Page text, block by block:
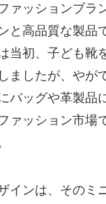
ァッションブラ
と高品質な製品
当初、子ども靴
ましたが、やが
バッグや革製品
ァッション市場
インは、その ミ